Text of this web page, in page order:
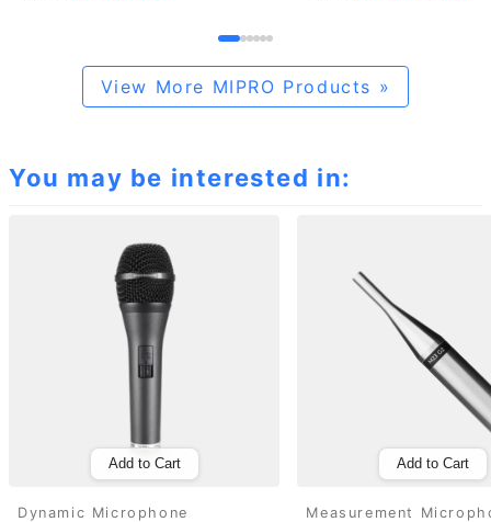
View More MIPRO Products »
You may be interested in:
Add to Cart
Dynamic Microphone
Add to Cart
Measurement